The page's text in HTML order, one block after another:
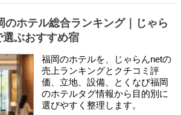
のホテル総合ランキング｜じゃら
ぶおすすめ宿
福岡のホテルを、じゃらんnetの
売上ランキングとクチコミ評
価、立地、設備、とくなび福岡
のホテルタグ情報から目的別に
選びやすく整理します。